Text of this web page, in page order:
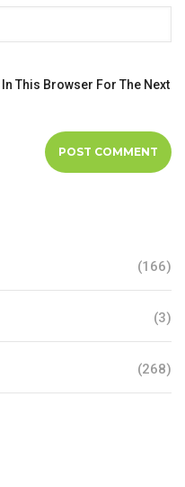
This Browser For The Next
(166)
(3)
(268)